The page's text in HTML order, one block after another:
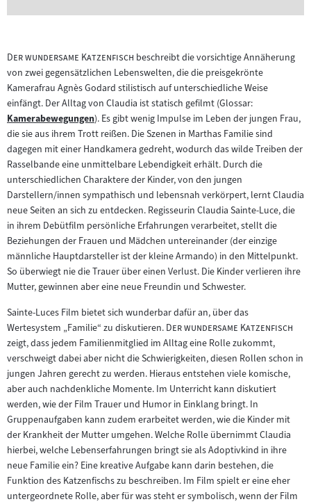
"Der wundersame Katzenfisch "beschreibt die vorsichtige Annäherung
von zwei gegensätzlichen Lebenswelten, die die preisgekrönte
Kamerafrau Agnès Godard stilistisch auf unterschiedliche Weise
einfängt. Der Alltag von Claudia ist statisch gefilmt (Glossar:
Zum
Inhalt:
Kamerabewegungen). Es gibt wenig Impulse im Leben der jungen Frau,
die sie aus ihrem Trott reißen. Die Szenen in Marthas Familie sind
dagegen mit einer Handkamera gedreht, wodurch das wilde Treiben der
Rasselbande eine unmittelbare Lebendigkeit erhält. Durch die
unterschiedlichen Charaktere der Kinder, von den jungen
Darstellern/innen sympathisch und lebensnah verkörpert, lernt Claudia
neue Seiten an sich zu entdecken. Regisseurin Claudia Sainte-Luce, die
in ihrem Debütfilm persönliche Erfahrungen verarbeitet, stellt die
Beziehungen der Frauen und Mädchen untereinander (der einzige
männliche Hauptdarsteller ist der kleine Armando) in den Mittelpunkt.
So überwiegt nie die Trauer über einen Verlust. Die Kinder verlieren ihre
Mutter, gewinnen aber eine neue Freundin und Schwester.
Sainte-Luces Film bietet sich wunderbar dafür an, über das
Wertesystem „Familie“ zu diskutieren. "Der wundersame Katzenfisch
zeigt, dass jedem Familienmitglied im Alltag eine Rolle zukommt,
verschweigt dabei aber nicht die Schwierigkeiten, diesen Rollen schon in
jungen Jahren gerecht zu werden. Hieraus entstehen viele komische,
aber auch nachdenkliche Momente. Im Unterricht kann diskutiert
werden, wie der Film Trauer und Humor in Einklang bringt. In
Gruppenaufgaben kann zudem erarbeitet werden, wie die Kinder mit
der Krankheit der Mutter umgehen. Welche Rolle übernimmt Claudia
hierbei, welche Lebenserfahrungen bringt sie als Adoptivkind in ihre
neue Familie ein? Eine kreative Aufgabe kann darin bestehen, die
Funktion des Katzenfischs zu beschreiben. Im Film spielt er eine eher
untergeordnete Rolle, aber für was steht er symbolisch, wenn der Film